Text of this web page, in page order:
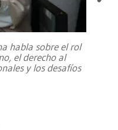
habla sobre el rol
el derecho al
y los desafíos